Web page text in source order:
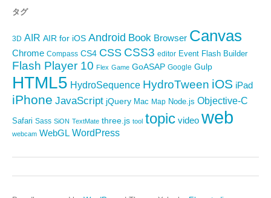
タグ
3D AIR AIR for iOS Android Book Browser Canvas
Chrome Compass CS4 CSS CSS3 editor Event Flash Builder
Flash Player 10 Flex Game GoASAP Google Gulp
HTML5 HydroSequence HydroTween iOS iPad
iPhone JavaScript jQuery Mac Map Node.js Objective-C
Safari Sass SiON TextMate three.js tool topic video web
webcam WebGL WordPress